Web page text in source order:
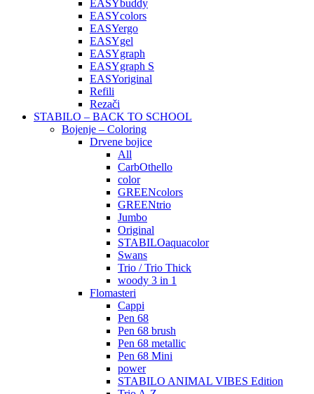
EASYbuddy
EASYcolors
EASYergo
EASYgel
EASYgraph
EASYgraph S
EASYoriginal
Refili
Rezači
STABILO – BACK TO SCHOOL
Bojenje – Coloring
Drvene bojice
All
CarbOthello
color
GREENcolors
GREENtrio
Jumbo
Original
STABILOaquacolor
Swans
Trio / Trio Thick
woody 3 in 1
Flomasteri
Cappi
Pen 68
Pen 68 brush
Pen 68 metallic
Pen 68 Mini
power
STABILO ANIMAL VIBES Edition